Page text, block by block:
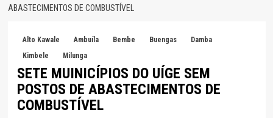
ABASTECIMENTOS DE COMBUSTÍVEL
Alto Kawale Ambuíla Bembe Buengas
Damba
Kimbele
Milunga
SETE MUINICÍPIOS DO UÍGE SEM
POSTOS DE ABASTECIMENTOS DE
COMBUSTÍVEL